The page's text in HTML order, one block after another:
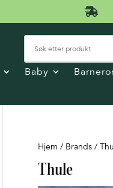

Baby
Hjem / Brands /
Thule